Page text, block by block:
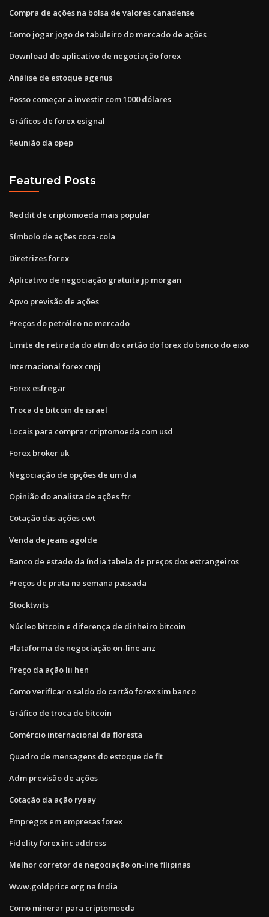
Compra de ações na bolsa de valores canadense
Como jogar jogo de tabuleiro do mercado de ações
Download do aplicativo de negociação forex
Análise de estoque agenus
Posso começar a investir com 1000 dólares
Gráficos de forex esignal
Reunião da opep
Featured Posts
Reddit de criptomoeda mais popular
Símbolo de ações coca-cola
Diretrizes forex
Aplicativo de negociação gratuita jp morgan
Apvo previsão de ações
Preços do petróleo no mercado
Limite de retirada do atm do cartão do forex do banco do eixo
Internacional forex cnpj
Forex esfregar
Troca de bitcoin de israel
Locais para comprar criptomoeda com usd
Forex broker uk
Negociação de opções de um dia
Opinião do analista de ações ftr
Cotação das ações cwt
Venda de jeans agolde
Banco de estado da índia tabela de preços dos estrangeiros
Preços de prata na semana passada
Stocktwits
Núcleo bitcoin e diferença de dinheiro bitcoin
Plataforma de negociação on-line anz
Preço da ação lii hen
Como verificar o saldo do cartão forex sim banco
Gráfico de troca de bitcoin
Comércio internacional da floresta
Quadro de mensagens do estoque de flt
Adm previsão de ações
Cotação da ação ryaay
Empregos em empresas forex
Fidelity forex inc address
Melhor corretor de negociação on-line filipinas
Www.goldprice.org na índia
Como minerar para criptomoeda